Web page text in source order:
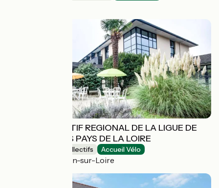
CENTRE SPORTIF REGIONAL DE LA LIGUE DE
FOOTBALL DES PAYS DE LA LOIRE
Hébergements collectifs Accueil Vélo
Saint-Sébastien-sur-Loire